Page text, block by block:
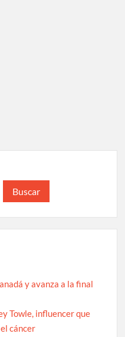
Buscar
y avanza a la final
Towle, influencer que
cáncer